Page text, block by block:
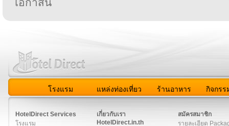
โรงแรม แหล่งท่องเที่ยว ร้านอาหาร กิจกรร
HotelDirect Services
โรงแรม
เกี่ยวกับเรา
HotelDirect.in.th
สมัครสมาชิก
รายละเอียด